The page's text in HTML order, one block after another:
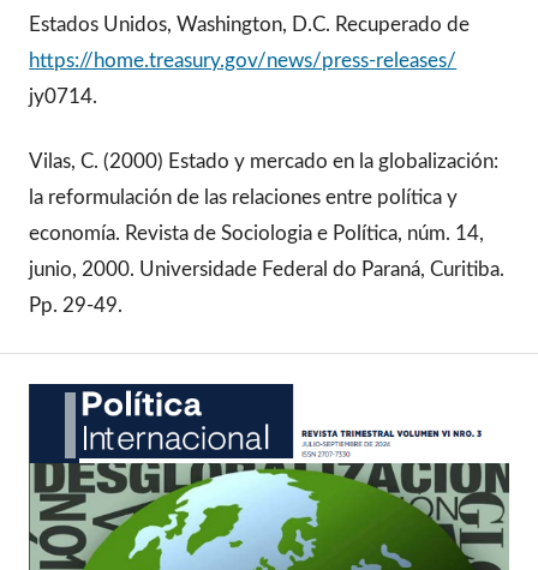
Estados Unidos, Washington, D.C. Recuperado de
https://home.treasury.gov/news/press-releases/
jy0714.
Vilas, C. (2000) Estado y mercado en la globalización:
la reformulación de las relaciones entre política y
economía. Revista de Sociologia e Política, núm. 14,
junio, 2000. Universidade Federal do Paraná, Curitiba.
Pp. 29-49.